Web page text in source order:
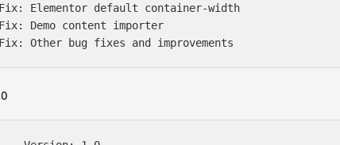
Fix: Elementor default container-width
Fix: Demo content importer